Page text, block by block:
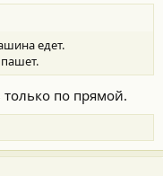
едет.
пашет.
по прямой.